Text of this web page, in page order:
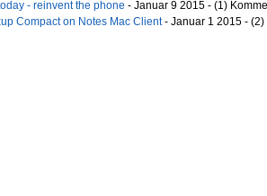
- reinvent the phone - Januar 9 2015 - (1)
Compact on Notes Mac Client- Januar 1 2015 - (2)